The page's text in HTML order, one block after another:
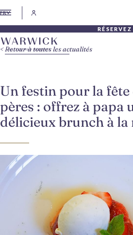
FR
RÉSERVEZ
Un festin pour la fête
pères : offrez à papa
délicieux brunch à la
Retour à toutes les actualités